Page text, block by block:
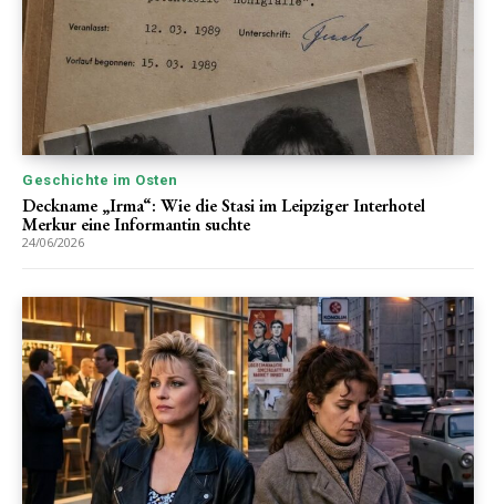
Geschichte im Osten
Deckname „Irma“: Wie die Stasi im Leipziger Interhotel
Merkur eine Informantin suchte
24/06/2026